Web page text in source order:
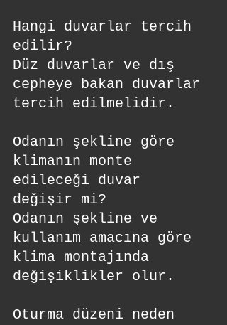
Hangi duvarlar tercih
edilir?
Düz duvarlar ve dış
cepheye bakan duvarlar
tercih edilmelidir.
Odanın şekline göre
klimanın monte
edileceği duvar
değişir mi?
Odanın şekline ve
kullanım amacına göre
klima montajında
değişiklikler olur.
Oturma düzeni neden